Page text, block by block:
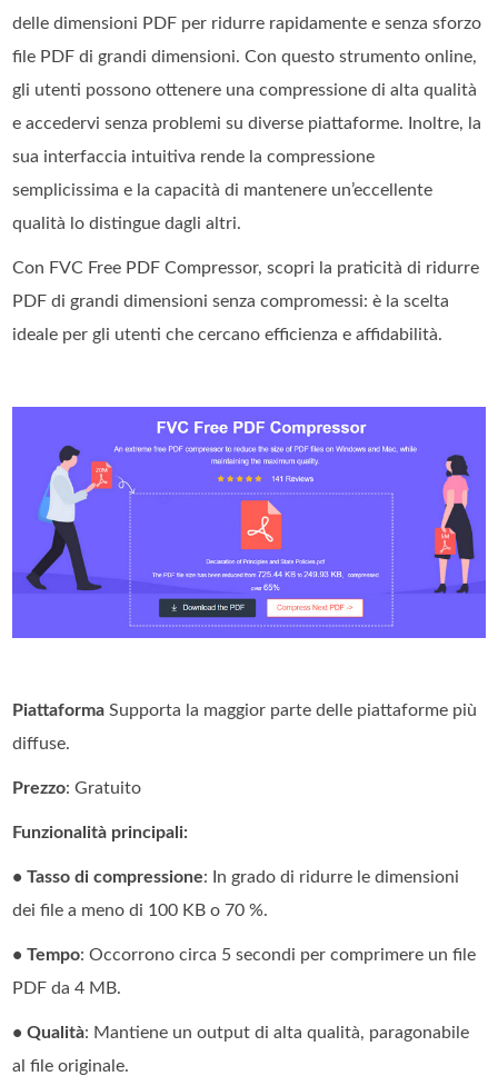
delle dimensioni PDF per ridurre rapidamente e senza sforzo
file PDF di grandi dimensioni. Con questo strumento online,
gli utenti possono ottenere una compressione di alta qualità
e accedervi senza problemi su diverse piattaforme. Inoltre, la
sua interfaccia intuitiva rende la compressione
semplicissima e la capacità di mantenere un’eccellente
qualità lo distingue dagli altri.
Con FVC Free PDF Compressor, scopri la praticità di ridurre
PDF di grandi dimensioni senza compromessi: è la scelta
ideale per gli utenti che cercano efficienza e affidabilità.
Piattaforma Supporta la maggior parte delle piattaforme più
diffuse.
Prezzo: Gratuito
Funzionalità principali:
• Tasso di compressione: In grado di ridurre le dimensioni
dei file a meno di 100 KB o 70 %.
• Tempo: Occorrono circa 5 secondi per comprimere un file
PDF da 4 MB.
• Qualità: Mantiene un output di alta qualità, paragonabile
al file originale.